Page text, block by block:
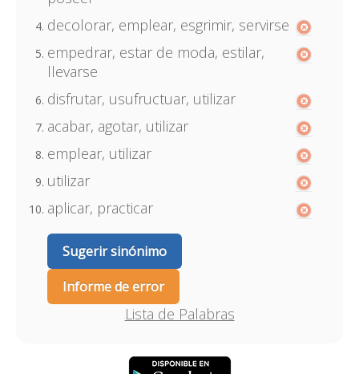
decolorar, emplear, esgrimir, servirse
empedrar, estar de moda, estilar,
llevarse
disfrutar, usufructuar, utilizar
acabar, agotar, utilizar
emplear, utilizar
utilizar
aplicar, practicar
Sugerir sinónimo
Informe de error
Lista de Palabras